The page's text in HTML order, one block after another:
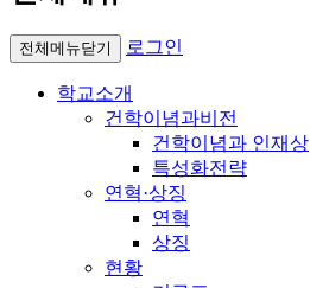
전체메뉴닫기 로그인
학교소개
건학이념과비전
건학이념과 인재상
특성화전략
연혁·상징
연혁
상징
현황